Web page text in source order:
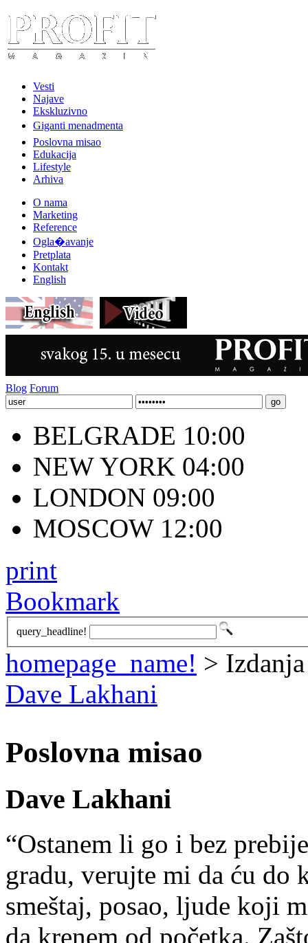
Vesti
Najave
Ekskluzivno
Giganti menadmenta
Poslovna misao
Edukacija
Lifestyle
Arhiva
O nama
Marketing
Reference
Ogla�avanje
Pretplata
Kontakt
English
Blog Forum
BELGRADE 10:00
NEW YORK 04:00
LONDON 09:00
MOSCOW 12:00
print
Bookmark
query_headline!
homepage_name! >
Dave Lakhani
Poslovna misao
Dave Lakhani
“Ostanem li go i bez
gradu, verujte mi da ću do
smeštaj, posao, ljude koji
da krenem od početka.